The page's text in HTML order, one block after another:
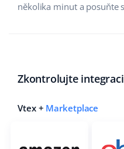
několika minut a posuňte
Zkontrolujte
Vtex + Marketplace